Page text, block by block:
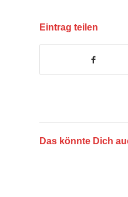
Eintrag teilen
Das könnte Dich